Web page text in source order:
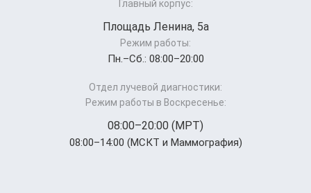
Главный корпус:
Площадь Ленина, 5а
Режим работы:
Пн.–Cб.: 08:00–20:00
Отдел лучевой диагностики:
Режим работы в Воскресенье:
08:00–20:00 (МРТ)
08:00–14:00 (МСКТ и Маммография)